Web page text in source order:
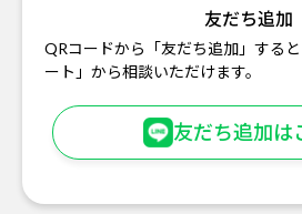
友だち追加
QRコードから「友だち追加」する
ート」から相談いただけます。
友だち追加は